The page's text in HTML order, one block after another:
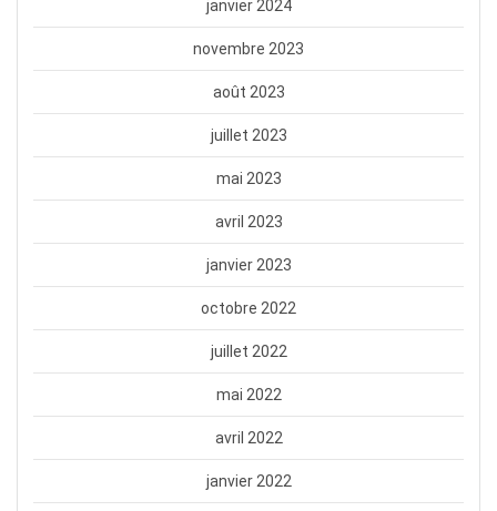
janvier 2024
novembre 2023
août 2023
juillet 2023
mai 2023
avril 2023
janvier 2023
octobre 2022
juillet 2022
mai 2022
avril 2022
janvier 2022